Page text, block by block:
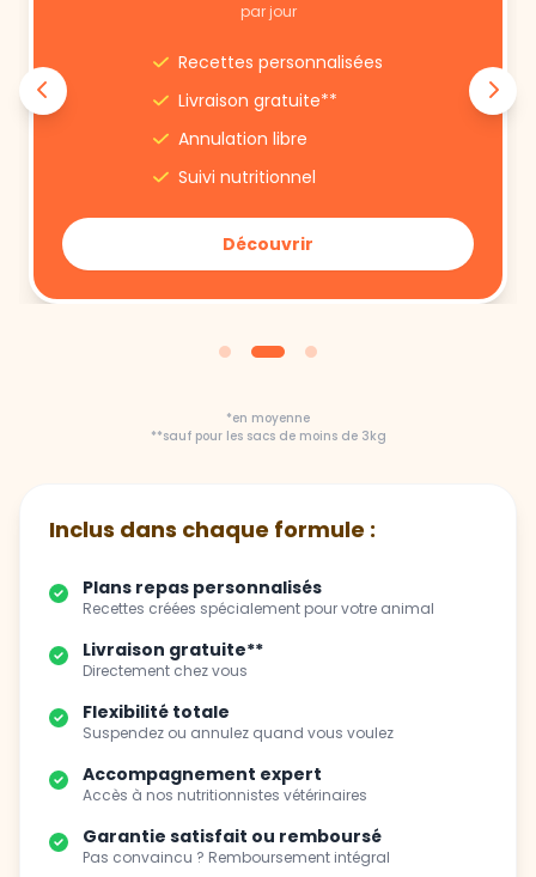
par jour
Recettes personnalisées
Livraison gratuite**
Annulation libre
Suivi nutritionnel
Découvrir
*en moyenne
**sauf pour les sacs de moins de 3kg
Inclus dans chaque formule :
Plans repas personnalisés
Recettes créées spécialement pour votre animal
Livraison gratuite**
Directement chez vous
Flexibilité totale
Suspendez ou annulez quand vous voulez
Accompagnement expert
Accès à nos nutritionnistes vétérinaires
Garantie satisfait ou remboursé
Pas convaincu ? Remboursement intégral